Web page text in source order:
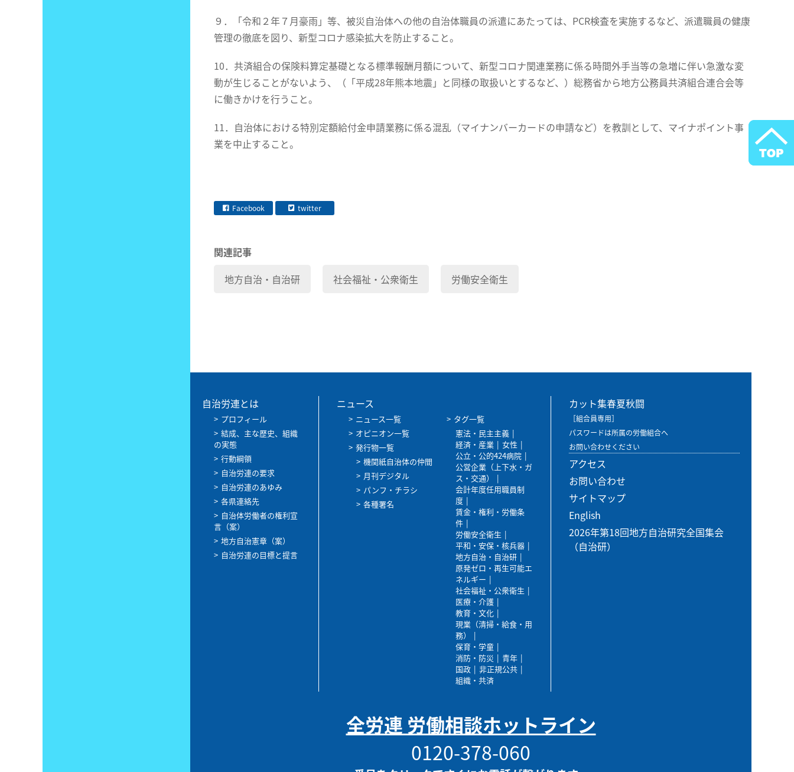
９．「令和２年７月豪雨」等、被災自治体への他の自治体職員の派遣にあたっては、PCR検査を実施するなど、派遣職員の健康
管理の徹底を図り、新型コロナ感染拡大を防止すること。
10．共済組合の保険料算定基礎となる標準報酬月額について、新型コロナ関連業務に係る時間外手当等の急増に伴い急激な変
動が生じることがないよう、（「平成28年熊本地震」と同様の取扱いとするなど、）総務省から地方公務員共済組合連合会等
に働きかけを行うこと。
11．自治体における特別定額給付金申請業務に係る混乱（マイナンバーカードの申請など）を教訓として、マイナポイント事
業を中止すること。
Facebook twitter
関連記事
地方自治・自治研
社会福祉・公衆衛生 労働安全衛生
自治労連とは
プロフィール
結成、主な歴史、組織
の実態
行動綱領
自治労連の要求
自治労連のあゆみ
各県連絡先
自治体労働者の権利宣
言（案）
地方自治憲章（案）
自治労連の目標と提言
ニュース
ニュース一覧
オピニオン一覧
発行物一覧
機関紙自治体の仲間
月刊デジタル
パンフ・チラシ
各種署名
タグ一覧
憲法・民主主義
経済・産業
女性
公立・公的424病院
公営企業（上下水・ガ
ス・交通）
会計年度任用職員制
度
賃金・権利・労働条
件
労働安全衛生
平和・安保・核兵器
地方自治・自治研
原発ゼロ・再生可能エ
ネルギー
社会福祉・公衆衛生
医療・介護
教育・文化
現業（清掃・給食・用
務）
保育・学童
消防・防災
青年
国政
非正規公共
組織・共済
カット集春夏秋闘
［組合員専用］
パスワードは所属の労働組合へ
お問い合わせください
アクセス
お問い合わせ
サイトマップ
English
2026年第18回地方自治研究全国集会
（自治研）
全労連 労働相談ホットライン
0120-378-060